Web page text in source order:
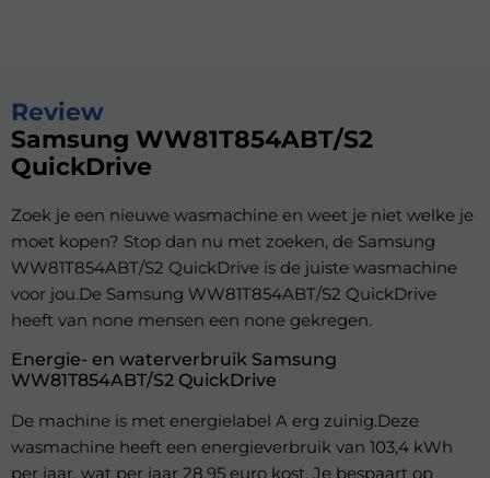
Review
Samsung WW81T854ABT/S2
QuickDrive
Zoek je een nieuwe wasmachine en weet je niet welke je
moet kopen? Stop dan nu met zoeken, de Samsung
WW81T854ABT/S2 QuickDrive is de juiste wasmachine
voor jou.De Samsung WW81T854ABT/S2 QuickDrive
heeft van none mensen een none gekregen.
Energie- en waterverbruik Samsung
WW81T854ABT/S2 QuickDrive
De machine is met energielabel A erg zuinig.Deze
wasmachine heeft een energieverbruik van 103,4 kWh
per jaar, wat per jaar 28,95 euro kost. Je bespaart op